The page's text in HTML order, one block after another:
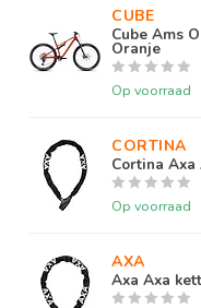
Merk
Aantal versnellingen
Type remsysteem
Type remsysteem voor
Type
Wielmaat
CUBE
Cube Ams
Oranje
Op voorraad
CORTINA
Cortina
Op voorraad
AXA
Axa Axa